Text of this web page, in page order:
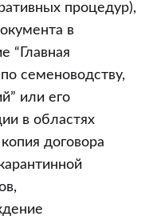
процедур),
в
“Главная
семеноводству,
или его
в областях
договора